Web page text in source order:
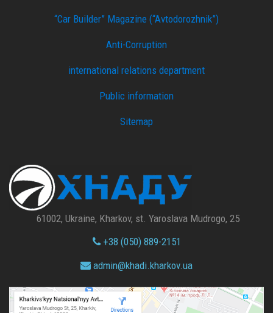
“Car Builder” Magazine (“Avtodorozhnik”)
Anti-Corruption
international relations department
Public information
Sitemap
61002, Ukraine, Kharkov, st. Yaroslava Mudrogo, 25
+38 (050) 889-2151
admin@khadi.kharkov.ua